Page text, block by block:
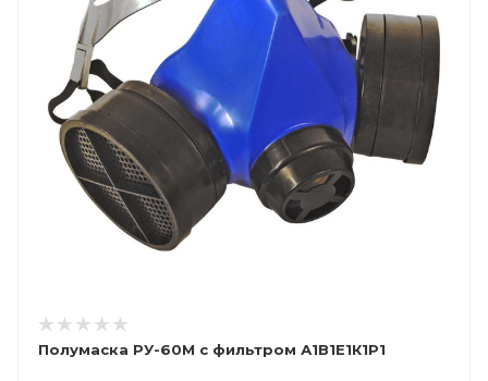
Полумаска РУ-60М с фильтром А1В1Е1К1P1